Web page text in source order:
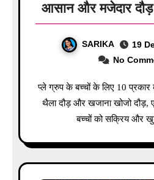
आसान और मजेदार दौड़
SARIKA
19
No
प्ले ग्रुप के बच्चों के लिए 10 प्रकार की दौड़ प्रतियोगिताएँ, जैसे
थैला दौड़ और खजाना खोजो दौड़,
बच्चों को सक्रिय